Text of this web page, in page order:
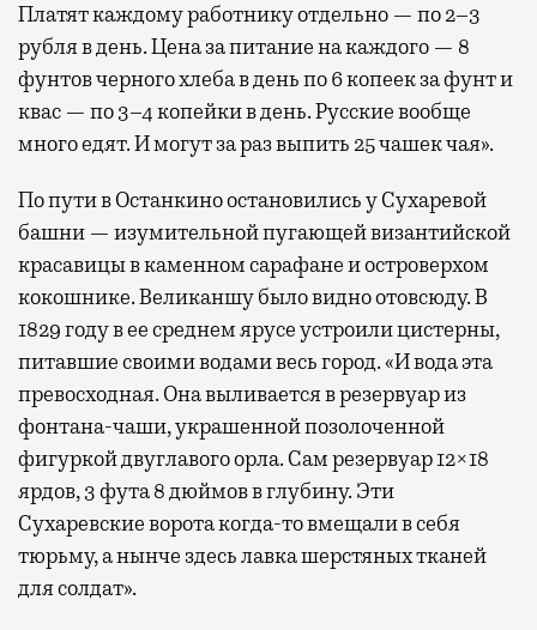
Платят каждому работнику отдельно — по 2–3
рубля в день. Цена за питание на каждого — 8
фунтов черного хлеба в день по 6 копеек за фунт и
квас — по 3–4 копейки в день. Русские вообще
много едят. И могут за раз выпить 25 чашек чая».
По пути в Останкино остановились у Сухаревой
башни — изумительной пугающей византийской
красавицы в каменном сарафане и островерхом
кокошнике. Великаншу было видно отовсюду. В
1829 году в ее среднем ярусе устроили цистерны,
питавшие своими водами весь город. «И вода эта
превосходная. Она выливается в резервуар из
фонтана-чаши, украшенной позолоченной
фигуркой двуглавого орла. Сам резервуар 12×18
ярдов, 3 фута 8 дюймов в глубину. Эти
Сухаревские ворота когда-то вмещали в себя
тюрьму, а нынче здесь лавка шерстяных тканей
для солдат».